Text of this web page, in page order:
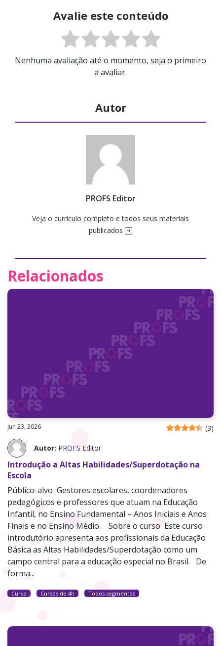
Avalie este conteúdo
Nenhuma avaliação até o momento, seja o primeiro
a avaliar.
Autor
PROFS Editor
Veja o currículo completo e todos seus materiais
publicados
Relacionados
jun 23, 2026 (3)
Autor: PROFS Editor
Introdução a Altas Habilidades/Superdotação na
Escola
Público-alvo Gestores escolares, coordenadores
pedagógicos e professores que atuam na Educação
Infantil, no Ensino Fundamental – Anos Iniciais e Anos
Finais e no Ensino Médio. Sobre o curso Este curso
introdutório apresenta aos profissionais da Educação
Básica as Altas Habilidades/Superdotação como um
campo central para a educação especial no Brasil. De
forma...
Curso Cursos de 4h Todos segmentos